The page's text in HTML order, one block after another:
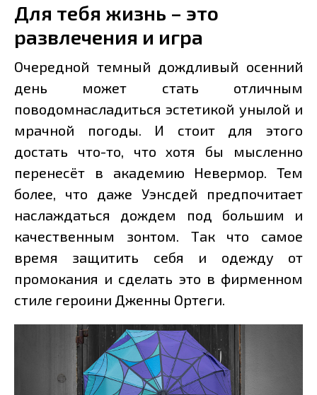
Для тебя жизнь – это
развлечения и игра
Очередной темный дождливый осенний
день может стать отличным
поводомнасладиться эстетикой унылой и
мрачной погоды. И стоит для этого
достать что-то, что хотя бы мысленно
перенесёт в академию Невермор. Тем
более, что даже Уэнсдей предпочитает
наслаждаться дождем под большим и
качественным зонтом. Так что самое
время защитить себя и одежду от
промокания и сделать это в фирменном
стиле героини Дженны Ортеги.